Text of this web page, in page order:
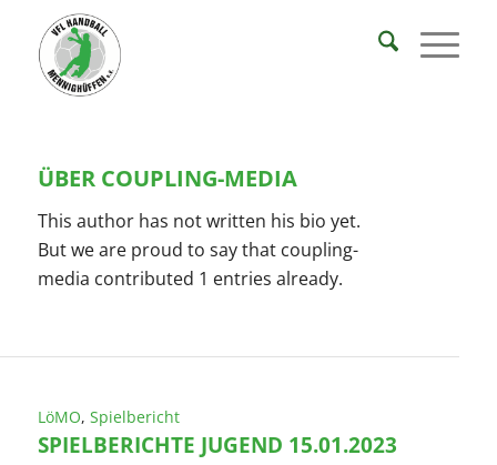
ÜBER COUPLING-MEDIA
This author has not written his bio yet.
But we are proud to say that coupling-
media contributed 1 entries already.
LöMO, Spielbericht
SPIELBERICHTE JUGEND 15.01.2023